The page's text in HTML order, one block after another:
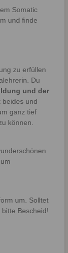
Somatic
und finde
zu erfüllen
Du
und der
beides und
ganz tief
können.
um. Solltet
Bescheid!